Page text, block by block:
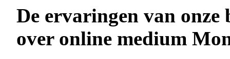
De ervaringen van onze
over online medium